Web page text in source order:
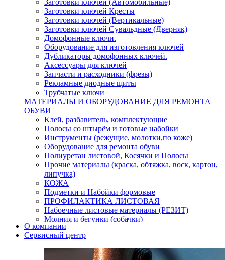
Заготовки ключей (Автомобильные)
Заготовки ключей Кресты
Заготовки ключей (Вертикальные)
Заготовки ключей Сувальдные (Дверняк)
Домофонные ключи.
Оборудование для изготовления ключей
Дубликаторы домофонных ключей.
Аксессуары для ключей
Запчасти и расходники (фрезы)
Рекламные диодные щиты
Трубчатые ключи
МАТЕРИАЛЫ И ОБОРУДОВАНИЕ ДЛЯ РЕМОНТА
ОБУВИ
Клей, разбавитель, комплектующие
Полосы со штырём и готовые набойки
Инструменты (режущие, молотки,по коже)
Оборудование для ремонта обуви
Полиуретан листовой, Косячки и Полосы
Прочие материалы (краска, обтяжка, воск, картон,
липучка)
КОЖА
Подметки и Набойки формовые
ПРОФИЛАКТИКА ЛИСТОВАЯ
Набоечные листовые материалы (РЕЗИТ)
Молния и бегунки (собачки)
Нитки,иглы-шило,крючки.
Уход и косметика для обуви
Кнопки (магнитые,кобурные)
Пряжки для ремня
О компании
Сервисный центр